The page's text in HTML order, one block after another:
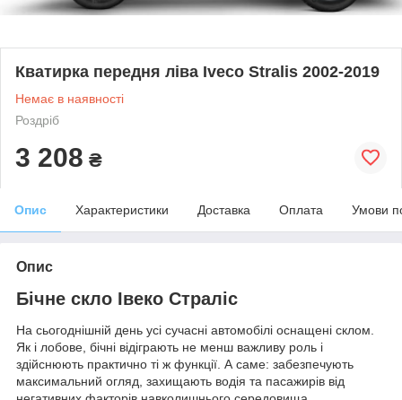
Кватирка передня ліва Iveco Stralis 2002-2019
Немає в наявності
Роздріб
3 208 ₴
Опис Характеристики Доставка Оплата Умови
Опис
Бічне скло Івеко Страліс
На сьогоднішній день усі сучасні автомобілі оснащені склом.
Як і лобове, бічні відіграють не менш важливу роль і
здійснюють практично ті ж функції. А саме: забезпечують
максимальний огляд, захищають водія та пасажирів від